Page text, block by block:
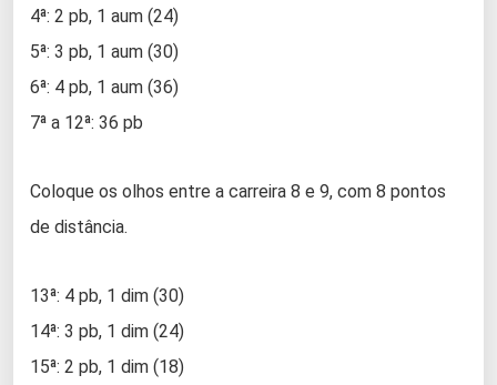
4ª: 2 pb, 1 aum (24)
5ª: 3 pb, 1 aum (30)
6ª: 4 pb, 1 aum (36)
7ª a 12ª: 36 pb
Coloque os olhos entre a carreira 8 e 9, com 8 pontos
de distância.
13ª: 4 pb, 1 dim (30)
14ª: 3 pb, 1 dim (24)
15ª: 2 pb, 1 dim (18)